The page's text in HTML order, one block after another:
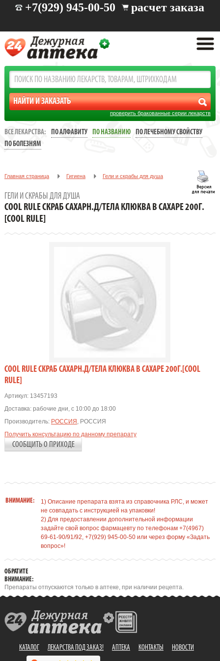
+7(929) 945-00-50 расчет заказа
проверить бракованные серии лекарств
ВСЕ ЛЕКАРСТВА: ПО АЛФАВИТУ ПО НАЗВАНИЮ
ПО ЛЕЧЕБНОМУ СВОЙСТВУ
ПО БОЛЕЗНЯМ
Главная страница Гигиена Гели и скрабы для душа
[COOL RULE]
ГЕЛИ И СКРАБЫ ДЛЯ ДУША
COOL RULE СКРАБ САХАРН.Д/ТЕЛА КЛЮКВА В САХАРЕ 200Г.
[COOL RULE]
COOL RULE СКРАБ САХАРН.Д/ТЕЛА КЛЮКВА В САХАРЕ 200Г.[COOL
RULE]
Артикул:13457193
Доставка: рабочие дни, с 10:00 до 18:00
Производитель: РОССИЯ , РОССИЯ
Получить консультацию по данному препарату
СООБЩИТЬ О ПРИХОДЕ
ВНИМАНИЕ:
1) Описание препарата взята из справочника РЛС, и может
не совпадать с инструкцией на упаковки!
2) Для предоставлении дополнительной информации
задайте свой вопрос фармацевту по телефонам +7(4967)
69-61-90/91/92, +7(929) 945-00-50 или через форму «Задать
вопрос»!
ОБРАТИТЕ
ВНИМАНИЕ:
Препараты отпускаются только в аптеке, при наличии рецепта.
КАТАЛОГ ЛЕКАРСТВА ПОД ЗАКАЗ! АПТЕКА КОНТАКТЫ НОВОСТИ